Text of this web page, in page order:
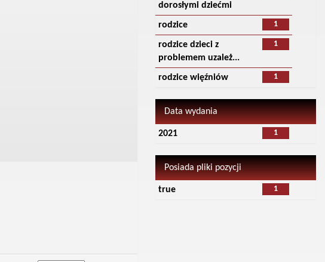
dorosłymi dziećmi
1
rodzice
1
rodzice dzieci z
problemem uzależ...
1
rodzice więźniów
Data wydania
1
2021
Posiada pliki pozycji
1
true